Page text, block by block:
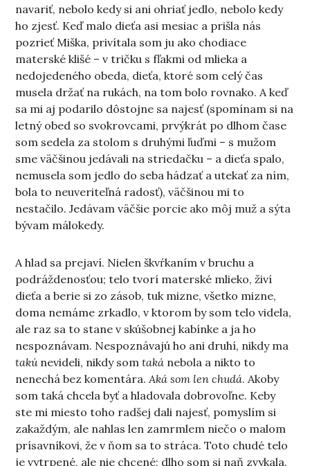
navariť, nebolo kedy si ani ohriať jedlo, nebolo kedy
ho zjesť. Keď malo dieťa asi mesiac a prišla nás
pozrieť Miška, privítala som ju ako chodiace
materské klišé – v tričku s fľakmi od mlieka a
nedojedeného obeda, dieťa, ktoré som celý čas
musela držať na rukách, na tom bolo rovnako. A keď
sa mi aj podarilo dôstojne sa najesť (spomínam si na
letný obed so svokrovcami, prvýkrát po dlhom čase
som sedela za stolom s druhými ľuďmi – s mužom
sme väčšinou jedávali na striedačku – a dieťa spalo,
nemusela som jedlo do seba hádzať a utekať za ním,
bola to neuveriteľná radosť), väčšinou mi to
nestačilo. Jedávam väčšie porcie ako môj muž a sýta
bývam málokedy.
A hlad sa prejaví. Nielen škvŕkaním v bruchu a
podráždenosťou; telo tvorí materské mlieko, živí
dieťa a berie si zo zásob, tuk mizne, všetko mizne,
doma nemáme zrkadlo, v ktorom by som telo videla,
ale raz sa to stane v skúšobnej kabínke a ja ho
nespoznávam. Nespoznávajú ho ani druhí, nikdy ma
takú nevideli, nikdy somtaká nebola a nikto to
nenechá bez komentára.Aká som len chudá. Akoby
som taká chcela byť a hladovala dobrovoľne. Keby
ste mi miesto toho radšej dali najesť, pomyslím si
zakaždým, ale nahlas len zamrmlem niečo o malom
prísavníkovi, že v ňom sa to stráca. Toto chudé telo
je vytrpené, ale nie chcené; dlho som si naň zvykala.